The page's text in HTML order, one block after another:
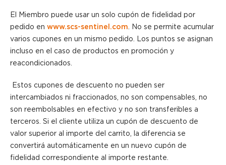
El Miembro puede usar un solo cupón de fidelidad por
pedido en www.scs-sentinel.com . No se permite acumular
varios cupones en un mismo pedido. Los puntos se asignan
incluso en el caso de productos en promoción y
reacondicionados.
Estos cupones de descuento no pueden ser
intercambiados ni fraccionados, no son compensables, no
son reembolsables en efectivo y no son transferibles a
terceros. Si el cliente utiliza un cupón de descuento de
valor superior al importe del carrito, la diferencia se
convertirá automáticamente en un nuevo cupón de
fidelidad correspondiente al importe restante.